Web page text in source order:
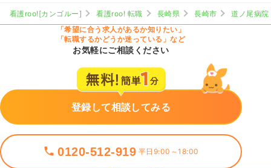
看護roo![カンゴルー] 看護roo! 転職 長崎県 長崎市
道ノ尾病院
「希望に合う求人があるか知りたい」
「転職するかどうか迷っている」など
お気軽にご相談ください
登録して相談してみる
0120-512-919 平日9:00～18:00